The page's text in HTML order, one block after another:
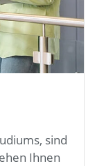
sind
Ihnen